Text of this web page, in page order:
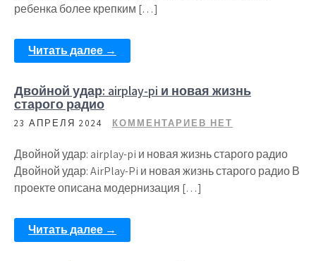
ребенка более крепким […]
Читать далее →
Двойной удар: airplay-pi и новая жизнь
старого радио
23 АПРЕЛЯ 2024 КОММЕНТАРИЕВ НЕТ
Двойной удар: airplay-pi и новая жизнь старого радио
Двойной удар: AirPlay-Pi и новая жизнь старого радио В
проекте описана модернизация […]
Читать далее →